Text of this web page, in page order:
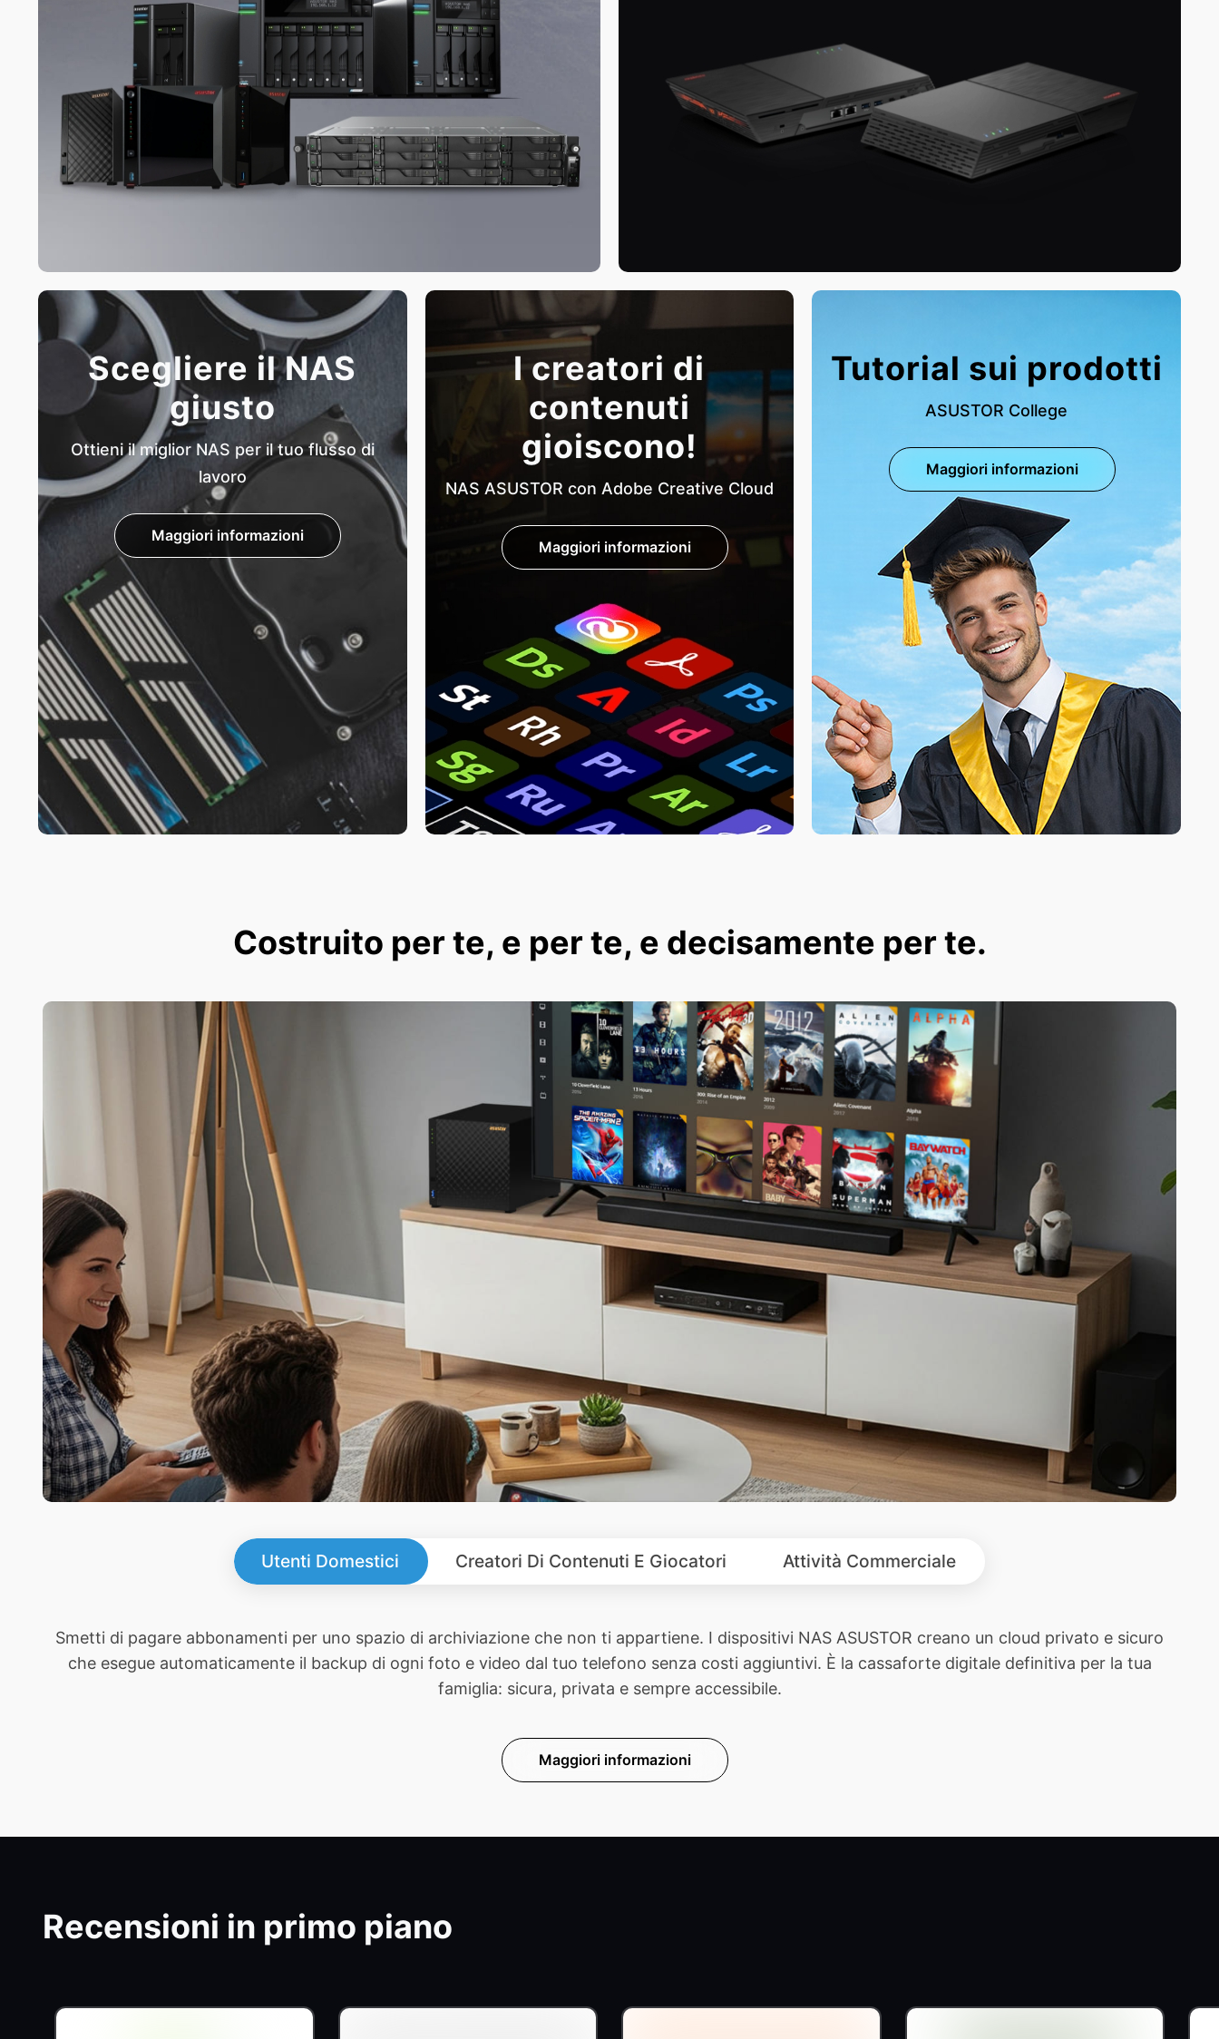
Scegliere il NAS
giusto
Ottieni il miglior NAS per il tuo flusso di
lavoro
Maggiori informazioni
I creatori di
contenuti
gioiscono!
NAS ASUSTOR con Adobe Creative Cloud
Maggiori informazioni
Tutorial sui prodotti
ASUSTOR College
Maggiori informazioni
Costruito per te, e per te, e decisamente per te.
Utenti Domestici Creatori Di Contenuti E Giocatori Attività Commerciale
Smetti di pagare abbonamenti per uno spazio di archiviazione che non ti appartiene. I dispositivi NAS ASUSTOR creano un cloud privato e sicuro
che esegue automaticamente il backup di ogni foto e video dal tuo telefono senza costi aggiuntivi. È la cassaforte digitale definitiva per la tua
famiglia: sicura, privata e sempre accessibile.
Maggiori informazioni
Recensioni in primo piano